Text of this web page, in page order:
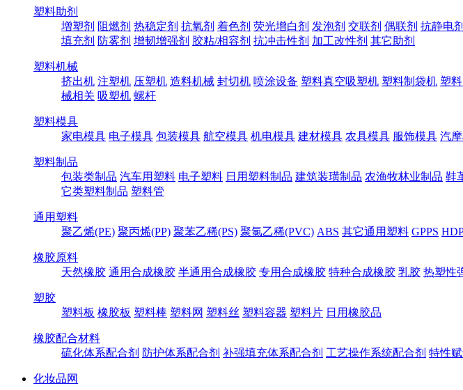
塑料助剂
增塑剂 阻燃剂 热稳定剂 抗氧剂 着色剂 荧光增白剂 发泡剂 交联剂 偶联剂 抗静电剂
填充剂 防雾剂 增韧增强剂 胶粘/相容剂 抗冲击性剂 加工改性剂 其它助剂
塑料机械
挤出机 注塑机 压塑机 造料机械 封切机 喷涂设备 塑料真空吸塑机 塑料制袋机 塑
械相关 吸塑机 螺杆
塑料模具
家电模具 电子模具 包装模具 航空模具 机电模具 建材模具 农具模具 服饰模具 汽
塑料制品
包装类制品 汽车用塑料 电子塑料 日用塑料制品 建筑装璜制品 农渔牧林业制品 鞋
它类塑料制品 塑料管
通用塑料
聚乙烯(PE) 聚丙烯(PP) 聚苯乙稀(PS) 聚氯乙稀(PVC) ABS 其它通用塑料 GPPS
橡胶原料
天然橡胶 通用合成橡胶 半通用合成橡胶 专用合成橡胶 特种合成橡胶 乳胶 热塑性
塑胶
塑料板 橡胶板 塑料棒 塑料网 塑料丝 塑料容器 塑料片 日用橡胶品
橡胶配合材料
硫化体系配合剂 防护体系配合剂 补强填充体系配合剂 工艺操作系统配合剂 特性
化妆品网